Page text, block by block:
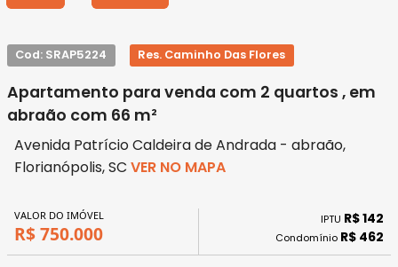
Cod: SRAP5224 Res. Caminho Das Flores
Apartamento para venda com 2 quartos , em
abraão com 66 m²
Avenida Patrício Caldeira de Andrada - abraão,
Florianópolis, SC VER NO MAPA
VALOR DO IMÓVEL
R$ 750.000
IPTU R$ 142
Condomínio R$ 462